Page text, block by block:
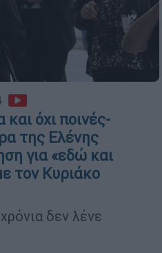
όχι ποινές-
της Ελένης
για «εδώ και
τον Κυριάκο
δεν λένε